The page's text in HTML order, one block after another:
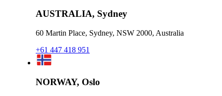
AUSTRALIA, Sydney
60 Martin Place, Sydney, NSW 2000, Australia
+61 447 418 951
NORWAY, Oslo